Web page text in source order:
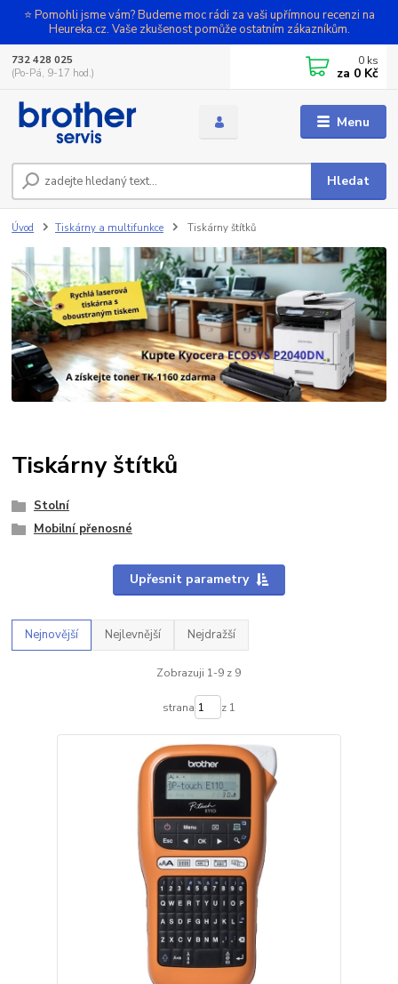
⭐ Pomohli jsme vám? Budeme moc rádi za vaši upřímnou recenzi na
Heureka.cz. Vaše zkušenost pomůže ostatním zákazníkům.
Menu
Hledat
732 428 025
(Po-Pá, 9-17 hod.)
0 ks
za 0 Kč
Úvod Tiskárny a multifunkce Tiskárny štítků
Tiskárny štítků
Stolní
Mobilní přenosné
Upřesnit parametry
Nejnovější Nejlevnější Nejdražší
Zobrazuji 1-9 z 9
strana z 1